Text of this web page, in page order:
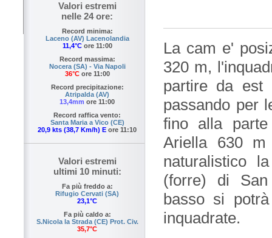
Valori estremi
nelle 24 ore:
Record minima:
Laceno (AV) Lacenolandia
11,4°Core 11:00
Record massima:
Nocera (SA) - Via Napoli
36°Core 11:00
Record precipitazione:
Atripalda (AV)
13,4mm ore 11:00
Record raffica vento:
Santa Maria a Vico (CE)
20,9 kts (38,7 Km/h) E ore 11:10
Valori estremi
ultimi 10 minuti:
Fa più freddo a:
Rifugio Cervati (SA)
23,1°C
Fa più caldo a:
S.Nicola la Strada (CE) Prot. Civ.
35,7°C
La cam e'
320 m,
partire da est
passando per
fino alla
Ariella 630 m
naturalistico
(forre) di San
basso si
inquadrate.